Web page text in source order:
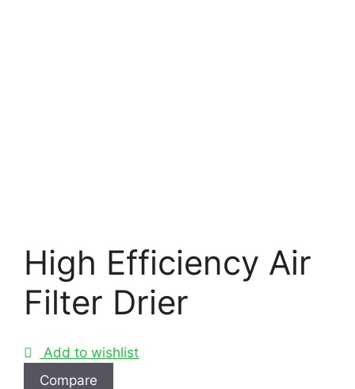
High Efficiency Air
Filter Drier
Add to wishlist
Compare